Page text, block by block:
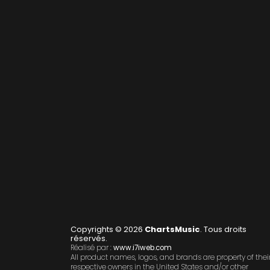
Copyrights © 2026 ChartsMusic. Tous droits
réservés.
Réalisé par :www.i7iweb.com
All product names, logos, and brands are property of
respective owners in the United States and/or other